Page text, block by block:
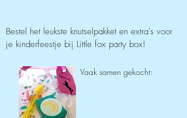
Bestel het leukste knutselpakket en extra's voor
je kinderfeestje bij Little fox party box!
Vaak samen gekocht: